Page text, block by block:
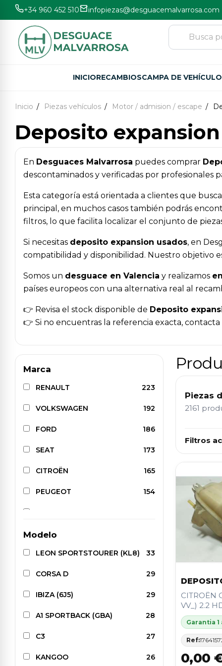
+34 960 452 510 infopiezas@desguacemalvarrosa.com
INICIORECAMBIOSCAMPA DE
Inicio Piezas vehículos Motor / admision / escape
Deposito expansion
En Desguaces Malvarrosa puedes comprar
descontaminados y verificadas por profesionales
Esta categoría está orientada a clientes que
principal, en muchos casos también podrás
filtros, lo que facilita localizar el conjunto de
Si necesitas deposito expansion usados, en
compatibilidad y disponibilidad. Nuestro objetivo
Somos un desguace en Valencia y realizamos
países europeos con una alternativa real al
👉 Revisa el stock disponible de Deposito
👉 Si no encuentras la referencia exacta, contacta
Marca
RENAULT 223
VOLKSWAGEN 192
FORD 186
SEAT 173
CITROËN 165
PEUGEOT 154
AUDI
BMW 101
MERCEDES-BENZ 89
TOYOTA 88
DACIA 63
HYUNDAI 61
NISSAN 57
Modelo
LEON SPORTSTOURER (KL8) 33
CORSA D 29
IBIZA (6J5) 29
A1 SPORTBACK (GBA) 28
C3 27
KANGOO 26
Piezas
2161
Filtros
CITROËN
VV_) 2.2
Garantia 1
Ref:
0,00